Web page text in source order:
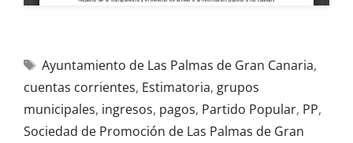
Ayuntamiento de Las Palmas de Gran Canaria,
cuentas corrientes, Estimatoria, grupos
municipales, ingresos, pagos, Partido Popular, PP,
Sociedad de Promoción de Las Palmas de Gran